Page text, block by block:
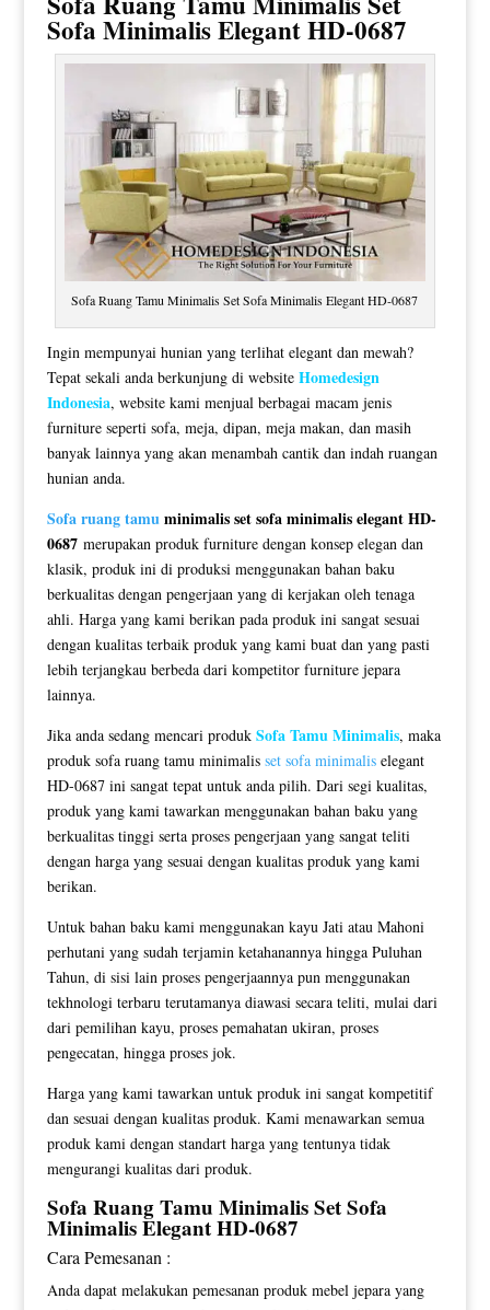
Sofa Minimalis Elegant HD-0687
Sofa Ruang Tamu Minimalis Set Sofa Minimalis Elegant HD-0687
Ingin mempunyai hunian yang terlihat elegant dan mewah?
Tepat sekali anda berkunjung di website Homedesign
Indonesia, website kami menjual berbagai macam jenis
furniture seperti sofa, meja, dipan, meja makan, dan masih
banyak lainnya yang akan menambah cantik dan indah ruangan
hunian anda.
Sofa ruang tamuminimalis set sofa minimalis elegant HD-
0687merupakan produk furniture dengan konsep elegan dan
klasik, produk ini di produksi menggunakan bahan baku
berkualitas dengan pengerjaan yang di kerjakan oleh tenaga
ahli. Harga yang kami berikan pada produk ini sangat sesuai
dengan kualitas terbaik produk yang kami buat dan yang pasti
lebih terjangkau berbeda dari kompetitor furniture jepara
lainnya.
Jika anda sedang mencari produk Sofa Tamu Minimalis, maka
produk sofa ruang tamu minimalis set sofa minimaliselegant
HD-0687 ini sangat tepat untuk anda pilih. Dari segi kualitas,
produk yang kami tawarkan menggunakan bahan baku yang
berkualitas tinggi serta proses pengerjaan yang sangat teliti
dengan harga yang sesuai dengan kualitas produk yang kami
berikan.
Untuk bahan baku kami menggunakan kayu Jati atau Mahoni
perhutani yang sudah terjamin ketahanannya hingga Puluhan
Tahun, di sisi lain proses pengerjaannya pun menggunakan
tekhnologi terbaru terutamanya diawasi secara teliti, mulai dari
dari pemilihan kayu, proses pemahatan ukiran, proses
pengecatan, hingga proses jok.
Harga yang kami tawarkan untuk produk ini sangat kompetitif
dan sesuai dengan kualitas produk. Kami menawarkan semua
produk kami dengan standart harga yang tentunya tidak
mengurangi kualitas dari produk.
Sofa Ruang Tamu Minimalis SetSofa
MinimalisElegant HD-0687
Cara Pemesanan :
Anda dapat melakukan pemesanan produk mebel jepara yang